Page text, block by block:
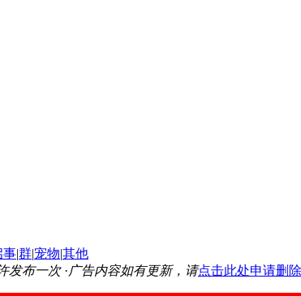
事|群|宠物|其他
发布一次·广告内容如有更新，请点击此处申请删